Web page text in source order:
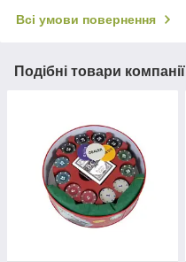
Всі умови повернення
Подібні товари компанії